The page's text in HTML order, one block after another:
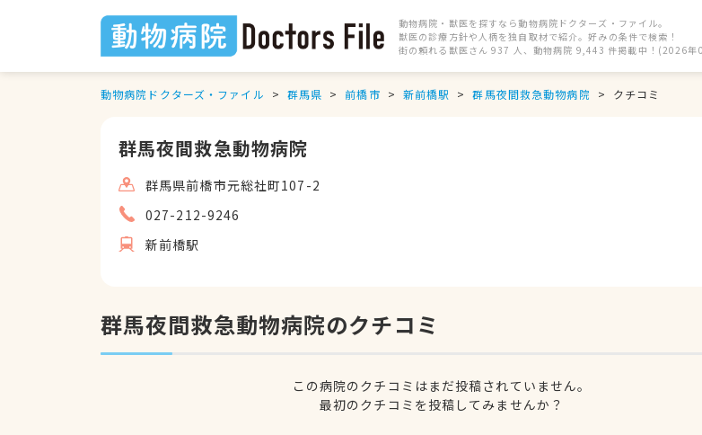
動物病院・獣医を探すなら動物病院ドクターズ・ファイル。
獣医の診療方針や人柄を独自取材で紹介。好みの条件で検索！
街の頼れる獣医さん 937 人、動物病院 9,443 件掲載中！(2026年
動物病院ドクターズ・ファイル 群馬県 前橋市 新前橋駅 群馬夜間救急動物病院 クチコミ
群馬夜間救急動物病院
群馬県前橋市元総社町107-2
027-212-9246
新前橋駅
群馬夜間救急動物病院のクチコミ
この病院のクチコミはまだ投稿されていません。
最初のクチコミを投稿してみませんか？